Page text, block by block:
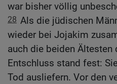
war bisher völlig
28 Als die jüdischen
wieder bei Jojakim
auch die beiden Ältesten
Entschluss stand fest:
Tod ausliefern. Vor den